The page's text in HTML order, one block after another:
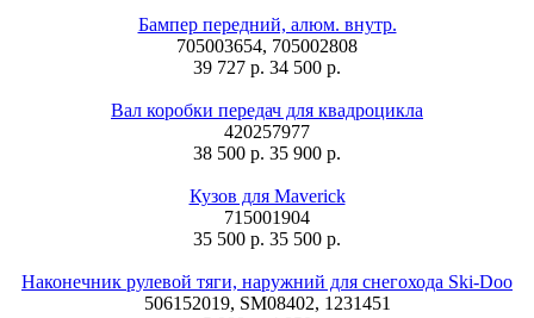
Бампер передний, алюм. внутр.
705003654, 705002808
39 727 р. 34 500 р.
Вал коробки передач для квадроцикла
420257977
38 500 р. 35 900 р.
Кузов для Maverick
715001904
35 500 р. 35 500 р.
Наконечник рулевой тяги, наружний для снегохода Ski-Doo
506152019, SM08402, 1231451